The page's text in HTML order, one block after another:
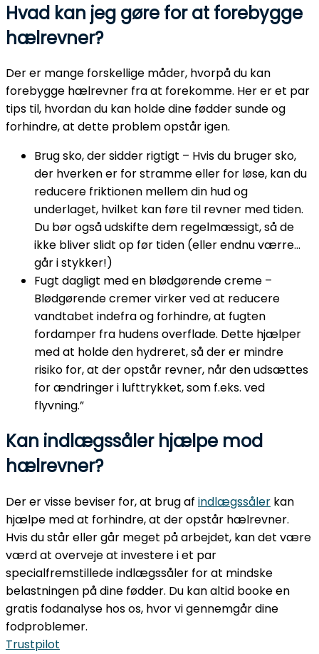
Hvad kan jeg gøre for at forebygge
hælrevner?
Der er mange forskellige måder, hvorpå du kan
forebygge hælrevner fra at forekomme. Her er et par
tips til, hvordan du kan holde dine fødder sunde og
forhindre, at dette problem opstår igen.
Brug sko, der sidder rigtigt – Hvis du bruger sko,
der hverken er for stramme eller for løse, kan du
reducere friktionen mellem din hud og
underlaget, hvilket kan føre til revner med tiden.
Du bør også udskifte dem regelmæssigt, så de
ikke bliver slidt op før tiden (eller endnu værre…
går i stykker!)
Fugt dagligt med en blødgørende creme –
Blødgørende cremer virker ved at reducere
vandtabet indefra og forhindre, at fugten
fordamper fra hudens overflade. Dette hjælper
med at holde den hydreret, så der er mindre
risiko for, at der opstår revner, når den udsættes
for ændringer i lufttrykket, som f.eks. ved
flyvning.”
Kan indlægssåler hjælpe mod
hælrevner?
Der er visse beviser for, at brug af indlægssåler kan
hjælpe med at forhindre, at der opstår hælrevner.
Hvis du står eller går meget på arbejdet, kan det være
værd at overveje at investere i et par
specialfremstillede indlægssåler for at mindske
belastningen på dine fødder. Du kan altid booke en
gratis fodanalyse hos os, hvor vi gennemgår dine
fodproblemer.
Trustpilot